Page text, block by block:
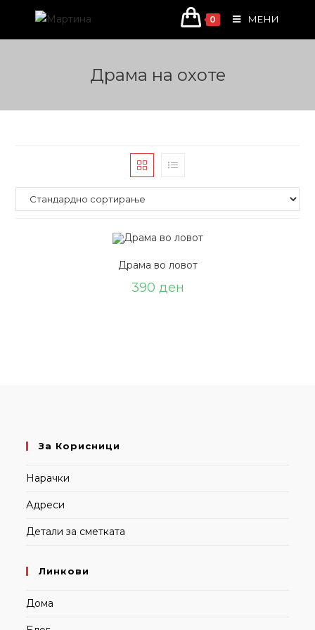
content
0 МЕНИ
Драма на охоте
Драма во ловот
390 ден
За Корисници
Нарачки
Адреси
Детали за сметката
Линкови
Дома